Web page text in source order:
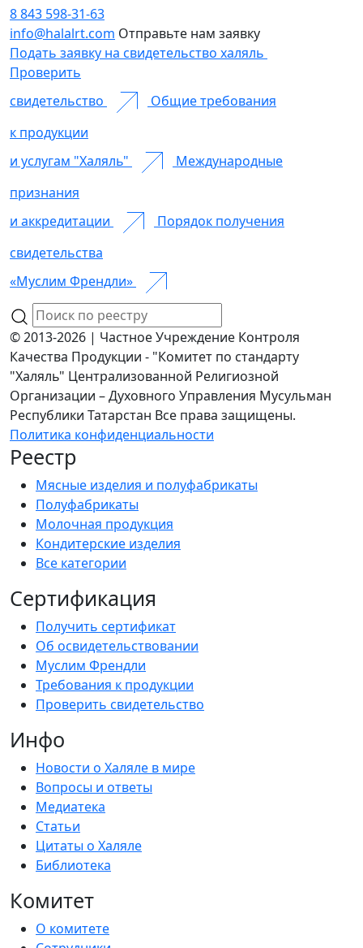
8 843 598-31-63
info@halalrt.com Отправьте нам заявку
Подать заявку на свидетельство халяль
Проверить
свидетельство
Общие требования
к продукции
и услугам "Халяль"
Международные
признания
и аккредитации
Порядок получения
свидетельства
«Муслим Френдли»
© 2013-2026 | Частное Учреждение Контроля
Качества Продукции - "Комитет по стандарту
"Халяль" Централизованной Религиозной
Организации – Духовного Управления Мусульман
Республики Татарстан Все права защищены.
Политика конфиденциальности
Реестр
Мясные изделия и полуфабрикаты
Полуфабрикаты
Молочная продукция
Кондитерские изделия
Все категории
Сертификация
Получить сертификат
Об освидетельствовании
Муслим Френдли
Требования к продукции
Проверить свидетельство
Инфо
Новости о Халяле в мире
Вопросы и ответы
Медиатека
Статьи
Цитаты о Халяле
Библиотека
Комитет
О комитете